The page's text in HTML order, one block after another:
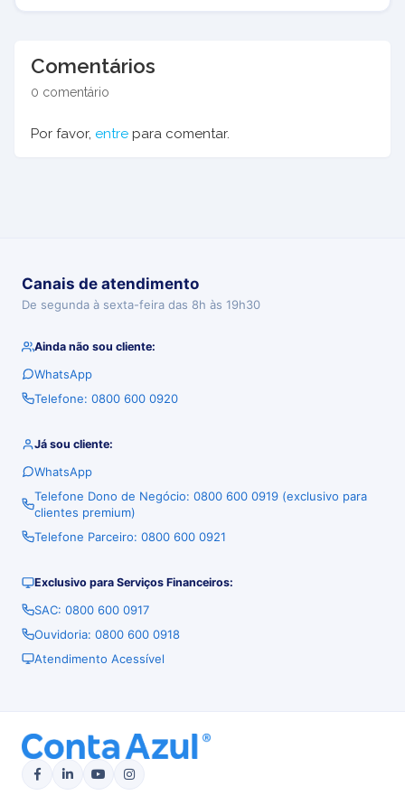
Comentários
0 comentário
Por favor, entre para comentar.
Canais de atendimento
De segunda à sexta-feira das 8h às 19h30
Ainda não sou cliente:
WhatsApp
Telefone: 0800 600 0920
Já sou cliente:
WhatsApp
Telefone Dono de Negócio: 0800 600 0919 (exclusivo para
clientes premium)
Telefone Parceiro: 0800 600 0921
Exclusivo para Serviços Financeiros:
SAC: 0800 600 0917
Ouvidoria: 0800 600 0918
Atendimento Acessível